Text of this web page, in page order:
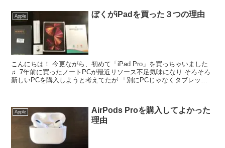
Apple ぼくがiPadを買った３つの理由
こんにちは！ 今更ながら、初めて「iPad Pro」を買っちゃいました
♬ 7年前に買ったノートPCが最近リソース不足気味になり そろそろ
新しいPCを購入しようと考えてたが 「別にPCじゃなくタブレット
Apple
AirPods Proを購入してよかった
理由